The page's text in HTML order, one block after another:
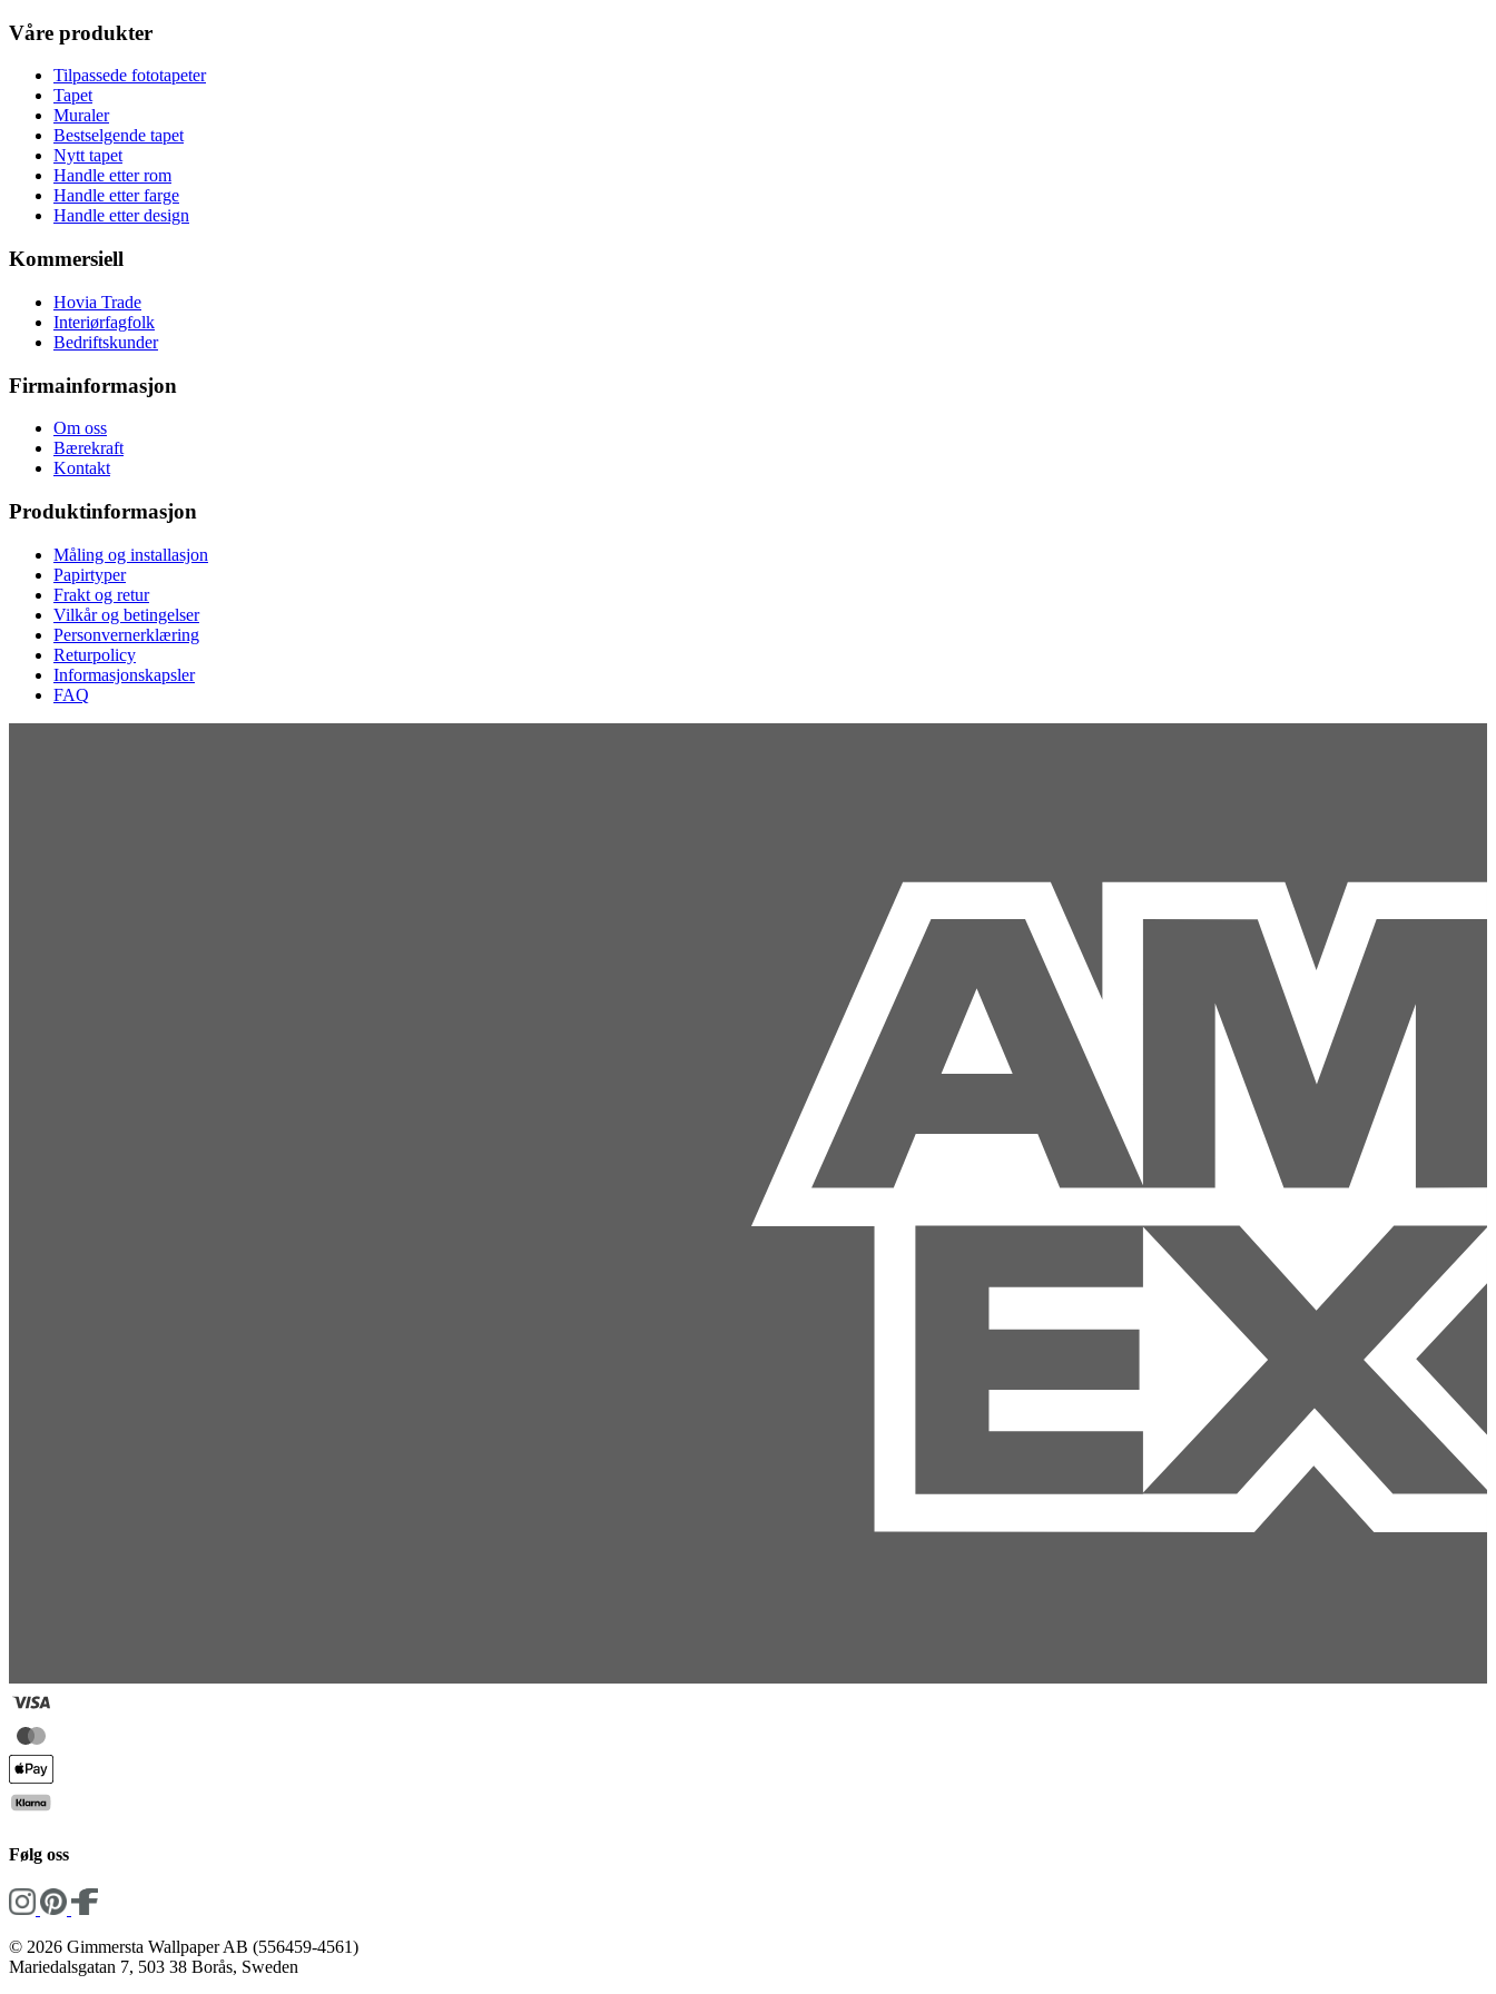
Våre produkter
Tilpassede fototapeter
Tapet
Muraler
Bestselgende tapet
Nytt tapet
Handle etter rom
Handle etter farge
Handle etter design
Kommersiell
Hovia Trade
Interiørfagfolk
Bedriftskunder
Firmainformasjon
Om oss
Bærekraft
Kontakt
Produktinformasjon
Måling og installasjon
Papirtyper
Frakt og retur
Vilkår og betingelser
Personvernerklæring
Returpolicy
Informasjonskapsler
FAQ
Følg oss
© 2026 Gimmersta Wallpaper AB (556459-4561)
Mariedalsgatan 7, 503 38 Borås, Sweden